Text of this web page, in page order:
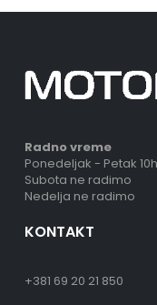
Radno vreme
Ponedeljak - Petak
Subota ne radimo
Nedelja ne radimo
KONTAKT
+381 69 20 21 850